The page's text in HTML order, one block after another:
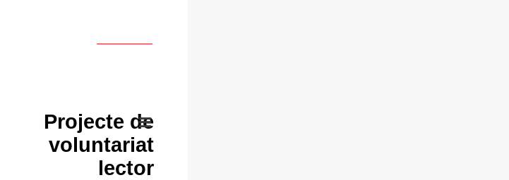
Projecte de
voluntariat
lector